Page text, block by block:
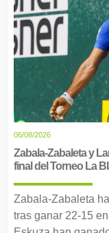
06/08/2026
Zabala-Zabaleta y
final del Torneo La
Zabala-Zabaleta
tras ganar 22-15